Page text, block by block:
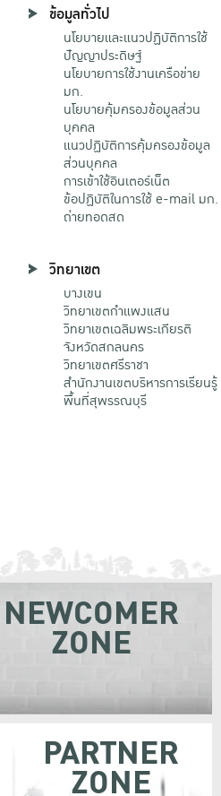
ข้อมูลทั่วไป
นโยบายและแนวปฏิบัติการใช้
ปัญญาประดิษฐ์
นโยบายการใช้งานเครือข่าย
มก.
นโยบายคุ้มครองข้อมูลส่วน
บุคคล
แนวปฏิบัติการคุ้มครองข้อมูล
ส่วนบุคคล
การเข้าใช้อินเตอร์เน็ต
ข้อปฏิบัติในการใช้ e-mail มก.
ถ่ายทอดสด
วิทยาเขต
บางเขน
วิทยาเขตกําแพงแสน
วิทยาเขตเฉลิมพระเกียรติ
จังหวัดสกลนคร
วิทยาเขตศรีราชา
สำนักงานเขตบริหารการเรียนรู้
พื้นที่สุพรรณบุรี
NEWCOMER
ZONE
PARTNER
ZONE